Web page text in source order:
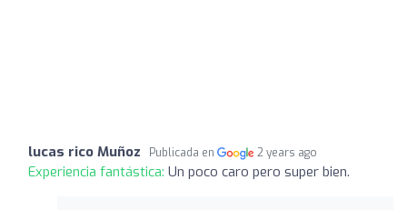
lucas rico Muñoz Publicada en 2 years ago
Experiencia fantástica: Un poco caro pero super bien.